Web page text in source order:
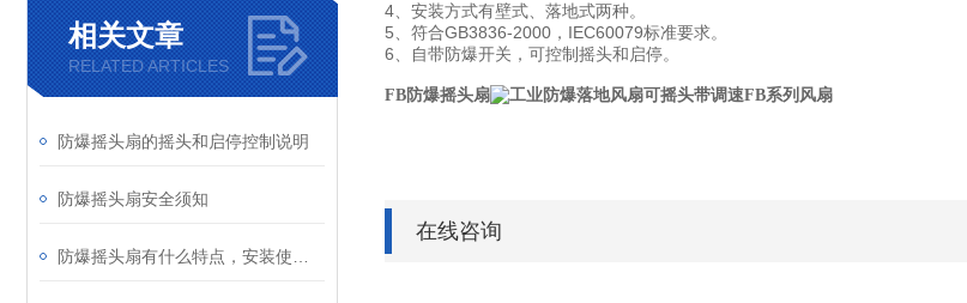
相关文章
RELATED ARTICLES
防爆摇头扇的摇头和启停控制说明
防爆摇头扇安全须知
4、安装方式有壁式、落地式两种。
5、符合GB3836-2000，IEC60079标准要求。
6、自带防爆开关，可控制摇头和启停。
FB防爆摇头扇
在线咨询